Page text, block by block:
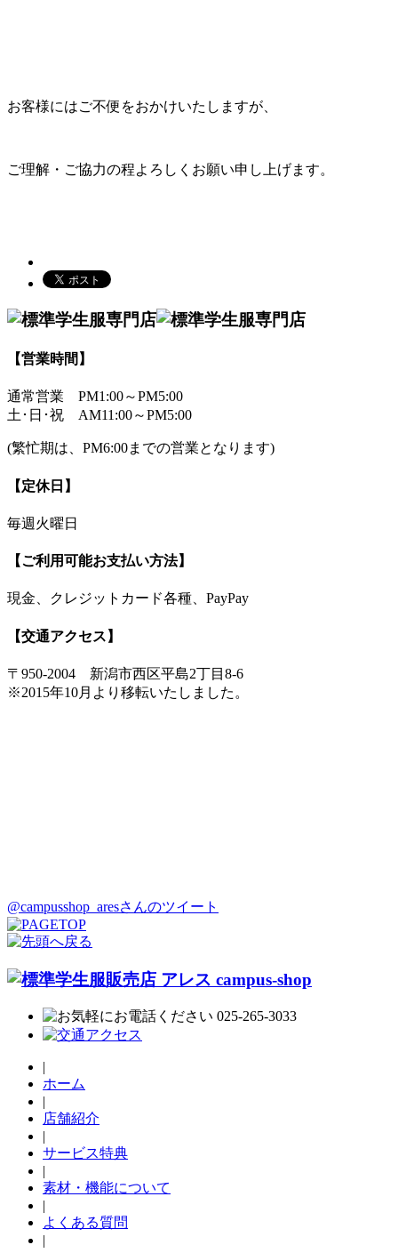
お客様にはご不便をおかけいたしますが、
ご理解・ご協力の程よろしくお願い申し上げます。
【営業時間】
通常営業 PM1:00～PM5:00
土･日･祝 AM11:00～PM5:00
(繁忙期は、PM6:00までの営業となります)
【定休日】
毎週火曜日
【ご利用可能お支払い方法】
現金、クレジットカード各種、PayPay
【交通アクセス】
〒950-2004 新潟市西区平島2丁目8-6
※2015年10月より移転いたしました。
@campusshop_aresさんのツイート
|
ホーム
|
店舗紹介
|
サービス特典
|
素材・機能について
|
よくある質問
|